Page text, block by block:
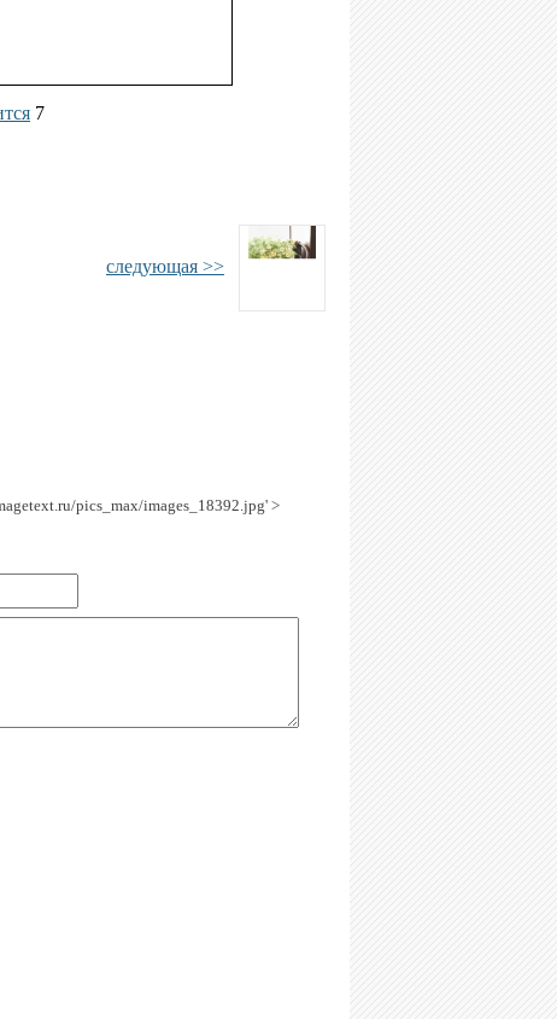
7
следующая >>
pics_max/images_18392.jpg' >